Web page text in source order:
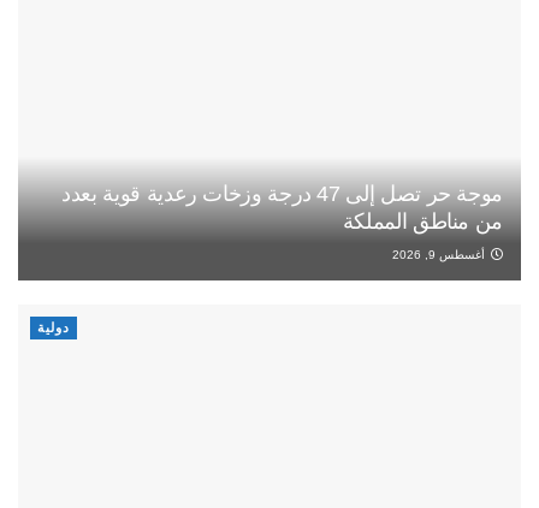
موجة حر تصل إلى 47 درجة وزخات رعدية قوية بعدد
من مناطق المملكة
أغسطس 9, 2026
دولية